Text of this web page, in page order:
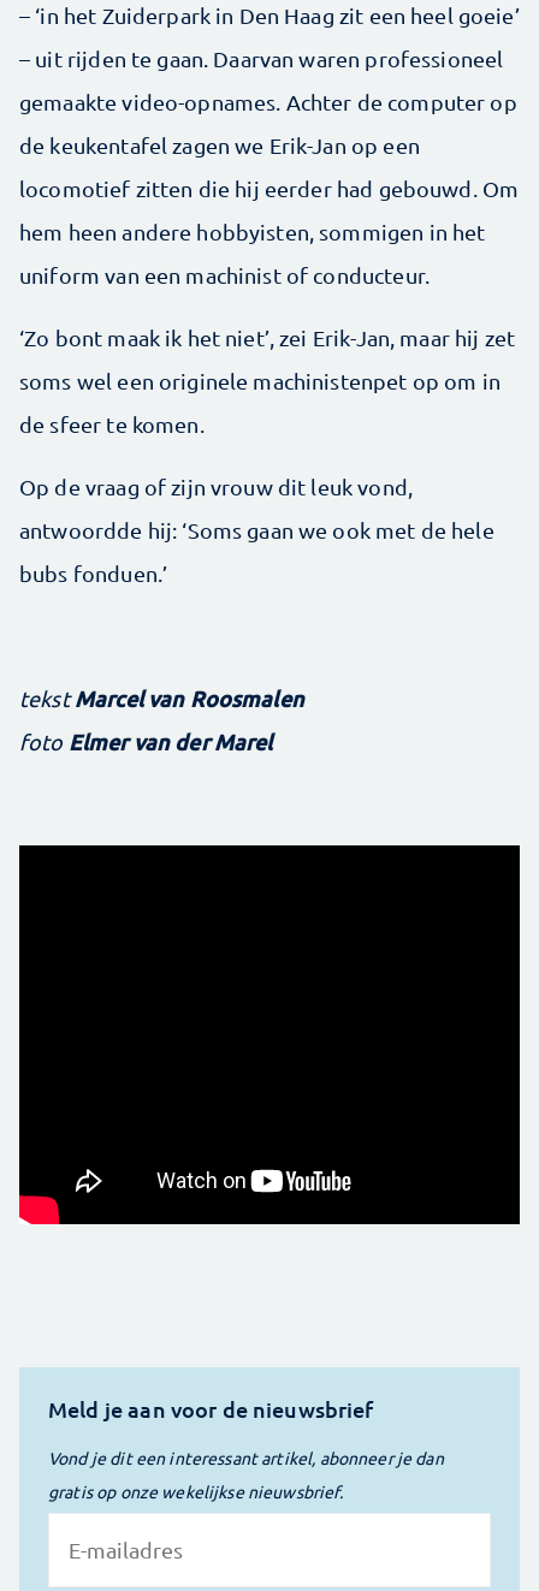
– ‘in het Zuiderpark in Den Haag zit een heel goeie’
– uit rijden te gaan. Daarvan waren professioneel
gemaakte video-opnames. Achter de computer op
de keukentafel zagen we Erik-Jan op een
locomotief zitten die hij eerder had gebouwd. Om
hem heen andere hobbyisten, sommigen in het
uniform van een machinist of conducteur.
‘Zo bont maak ik het niet’, zei Erik­-Jan, maar hij zet
soms wel een originele machinistenpet op om in
de sfeer te komen.
Op de vraag of zijn vrouw dit leuk vond,
antwoordde hij: ‘Soms gaan we ook met de hele
bubs fonduen.’
tekstMarcel van Roosmalen
foto Elmer van der Marel
Meld je aan voor de nieuwsbrief
Vond je dit een interessant artikel, abonneer je dan
gratis op onze wekelijkse nieuwsbrief.